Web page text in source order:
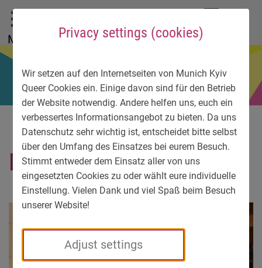
Privacy settings (cookies)
Wir setzen auf den Internetseiten von Munich Kyiv
Queer Cookies ein. Einige davon sind für den Betrieb
der Website notwendig. Andere helfen uns, euch ein
verbessertes Informationsangebot zu bieten. Da uns
Datenschutz sehr wichtig ist, entscheidet bitte selbst
über den Umfang des Einsatzes bei eurem Besuch.
Stimmt entweder dem Einsatz aller von uns
eingesetzten Cookies zu oder wählt eure individuelle
Einstellung. Vielen Dank und viel Spaß beim Besuch
unserer Website!
Adjust settings
To main menu
To language menu
To search
To content
To service information
Menu
Dmytro from Lviv